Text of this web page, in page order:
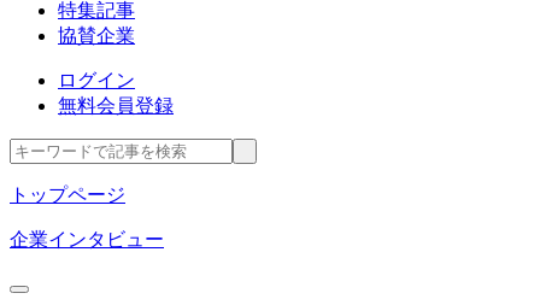
特集記事
協賛企業
ログイン
無料会員登録
トップページ
企業インタビュー